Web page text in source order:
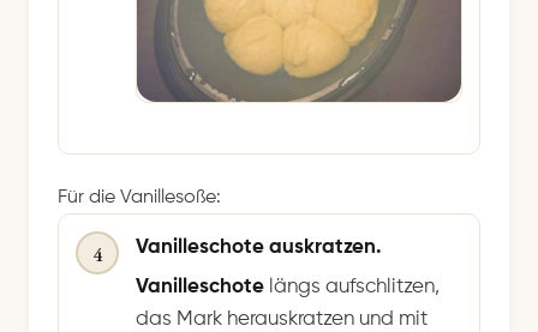
Für die Vanillesoße:
4
Vanilleschote auskratzen.
Vanilleschote längs aufschlitzen,
das Mark herauskratzen und mit